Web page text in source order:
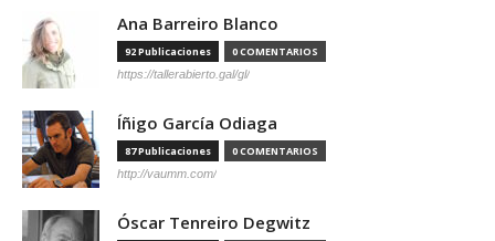
Ana Barreiro Blanco
92 Publicaciones 0 COMENTARIOS
https://tallerabierto.gal/gl/
Íñigo García Odiaga
87 Publicaciones 0 COMENTARIOS
http://vaumm.com/
Óscar Tenreiro Degwitz